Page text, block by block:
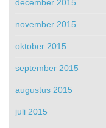
december 2015
november 2015
oktober 2015
september 2015
augustus 2015
juli 2015